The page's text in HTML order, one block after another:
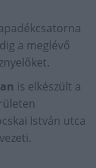
a meglévő
is elkészült a
István utca